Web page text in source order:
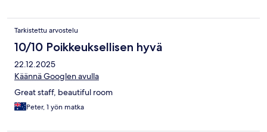
Tarkistettu arvostelu
10/10 Poikkeuksellisen hyvä
22.12.2025
Käännä Googlen avulla
Great staff, beautiful room
Peter, 1 yön matka